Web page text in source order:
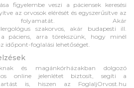
figyelembe veszi a páciensek keresési
az orvosok elérését és egyszerűsítve az
folyamatát. Akár
szakorvos, akár budapesti ill.
páciens, arra törekszünk, hogy minél
időpont-foglalási lehetőséget.
és magánkórházakban dolgozó
online jelenlétet biztosít, segíti a
is, hiszen az FoglaljOrvost.hu